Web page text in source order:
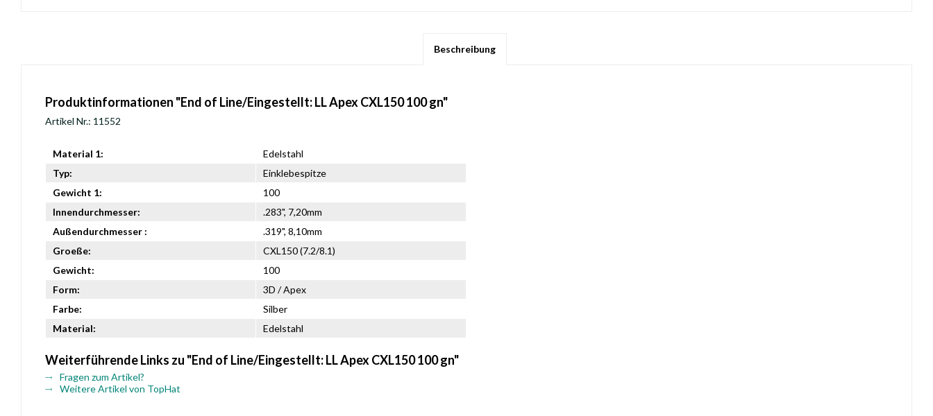
Beschreibung
Produktinformationen "End of Line/Eingestellt: LL Apex CXL150 100 gn"
Artikel Nr.: 11552
Material 1:
Edelstahl
Typ:
Einklebespitze
Gewicht 1:
100
Innendurchmesser:
.283", 7,20mm
Außendurchmesser :
.319", 8,10mm
Groeße:
CXL150 (7.2/8.1)
Gewicht:
100
Form:
3D / Apex
Farbe:
Silber
Material:
Edelstahl
Weiterführende Links zu "End of Line/Eingestellt: LL Apex CXL150 100 gn"
Fragen zum Artikel?
Weitere Artikel von TopHat